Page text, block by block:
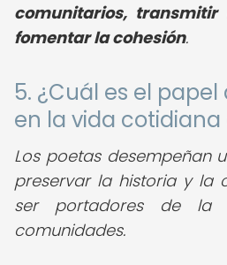
comunitarios, transmitir
fomentar la cohesión.
5. ¿Cuál es el
en la vida
Los poetas desempeñan
preservar la historia y la
ser portadores de la
comunidades.